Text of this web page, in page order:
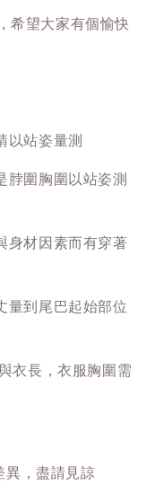
希望大家有個愉快
以站姿量測
脖圍胸圍以站姿測
身材因素而有穿著
量到尾巴起始部位
衣長，衣服胸圍需
異，盡請見諒